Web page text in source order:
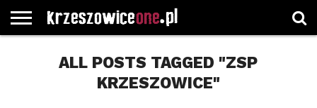
GŁÓWNA
WYBORY
SAMORZĄDOWE
WYBIERZ
KATEGORIE
ROZKŁADY
JAZDY
GREGORCZYK
WATCH
KONTAKTALL POSTS TAGGED "ZSP
KRZESZOWICE"